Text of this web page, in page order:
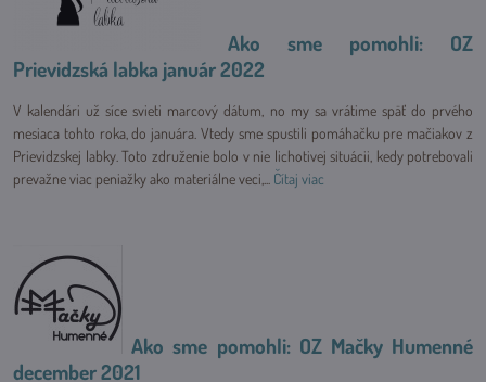
Ako sme pomohli: OZ
Prievidzská labka január 2022
V kalendári už síce svieti marcový dátum, no my sa vrátime späť do prvého
mesiaca tohto roka, do januára. Vtedy sme spustili pomáhačku pre mačiakov z
Prievidzskej labky. Toto združenie bolo v nie lichotivej situácii, kedy potrebovali
prevažne viac peniažky ako materiálne veci,... Čítaj viac
Ako sme pomohli: OZ Mačky Humenné
december 2021